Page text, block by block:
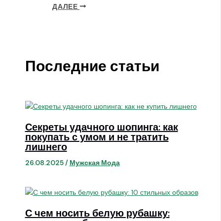
ДАЛЕЕ
Последние статьи
Секреты удачного шопинга: как
покупать с умом и не тратить
лишнего
26.08.2025/ Мужская Мода
С чем носить белую рубашку: